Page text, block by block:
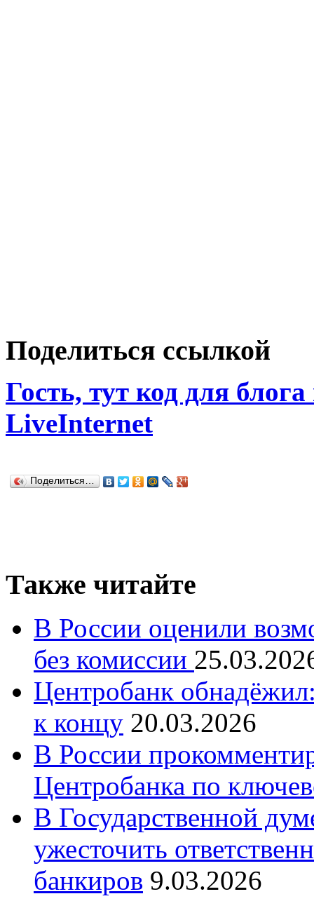
Поделиться ссылкой
Гость, тут код для
LiveInternet
Поделиться…
Также читайте
В России оценили
без комиссии
Центробанк
к концу 20.03.2026
В России
Центробанка по
В Государственной
ужесточить
банкиров 9.03.2026